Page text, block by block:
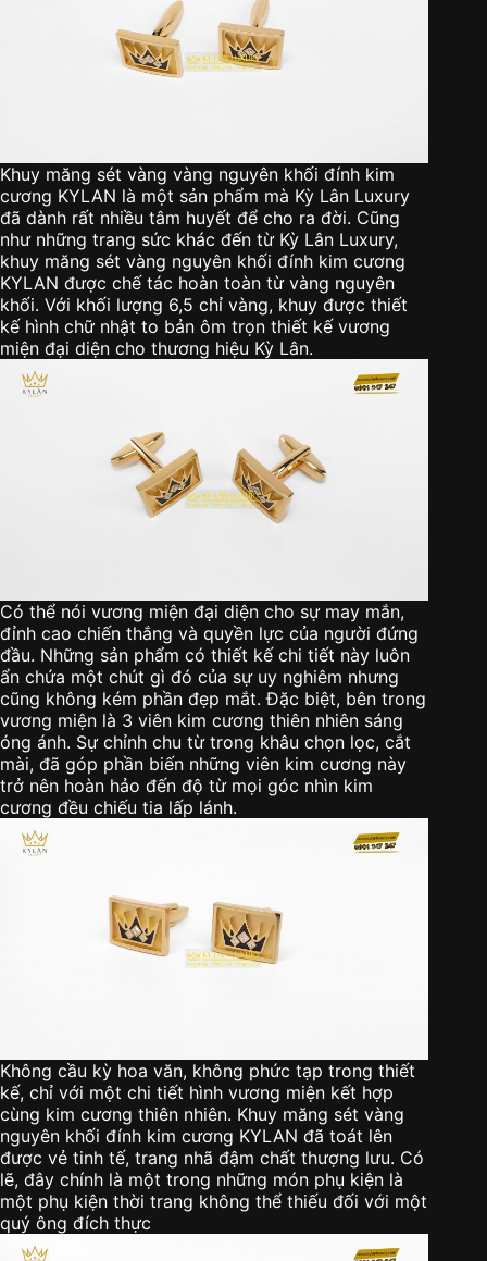
Khuy măng sét vàng vàng nguyên khối đính kim
cương KYLAN là một sản phẩm mà Kỳ Lân Luxury
đã dành rất nhiều tâm huyết để cho ra đời. Cũng
như những trang sức khác đến từ Kỳ Lân Luxury,
khuy măng sét vàng nguyên khối đính kim cương
KYLAN được chế tác hoàn toàn từ vàng nguyên
khối. Với khối lượng 6,5 chỉ vàng, khuy được thiết
kế hình chữ nhật to bản ôm trọn thiết kế vương
miện đại diện cho thương hiệu Kỳ Lân.
Có thể nói vương miện đại diện cho sự may mắn,
đỉnh cao chiến thắng và quyền lực của người đứng
đầu. Những sản phẩm có thiết kế chi tiết này luôn
ẩn chứa một chút gì đó của sự uy nghiêm nhưng
cũng không kém phần đẹp mắt. Đặc biệt, bên trong
vương miện là 3 viên kim cương thiên nhiên sáng
óng ánh. Sự chỉnh chu từ trong khâu chọn lọc, cắt
mài, đã góp phần biến những viên kim cương này
trở nên hoàn hảo đến độ từ mọi góc nhìn kim
cương đều chiếu tia lấp lánh.
Không cầu kỳ hoa văn, không phức tạp trong thiết
kế, chỉ với một chi tiết hình vương miện kết hợp
cùng kim cương thiên nhiên. Khuy măng sét vàng
nguyên khối đính kim cương KYLAN đã toát lên
được vẻ tinh tế, trang nhã đậm chất thượng lưu. Có
lẽ, đây chính là một trong những món phụ kiện là
một phụ kiện thời trang không thể thiếu đối với một
quý ông đích thực